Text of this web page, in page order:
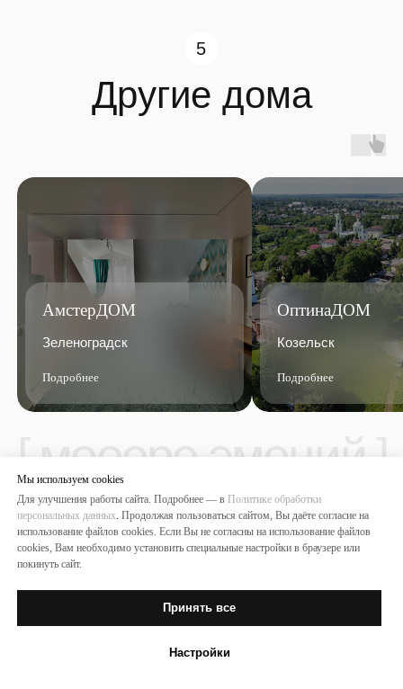
Мы используем сookies
Для улучшения работы сайта. Подробнее — в Политике обработки
персональных данных. Продолжая пользоваться сайтом, Вы даёте согласие на
использование файлов cookies. Если Вы не согласны на использование файлов
cookies, Вам необходимо установить специальные настройки в браузере или
покинуть сайт.
Принять все
Настройки